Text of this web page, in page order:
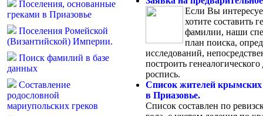
Поселения, основанные
греками в Приазовье
Поселения Ромейской
(Византийской) Империи.
Поиск фамилий в базе
данных
Составление
родословной
мариупольских греков
Если Вы
хотите составить
фамилии, наши
план поиска,
исследований,
построить
роспись.
Список жителей
в Приазовье.
Список составлен по